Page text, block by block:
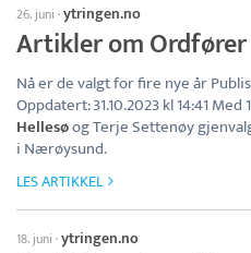
26. juni ·ytringen.no
Artikler om Ordfører
Nå er de valgt for fire nye år
Oppdatert: 31.10.2023 kl 14:41
Hellesøog Terje Settenøy
i Nærøysund.
LES ARTIKKEL
18. juni ·ytringen.no